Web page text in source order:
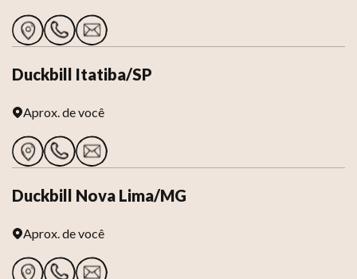
Duckbill Itatiba/SP
Aprox.de você
Duckbill Nova Lima/MG
Aprox.de você